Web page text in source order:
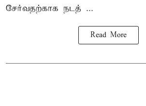
சேர்வதற்காக நடத் ...
Read More